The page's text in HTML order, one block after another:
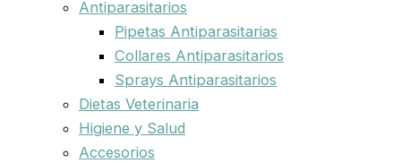
Antiparasitarios
Pipetas Antiparasitarias
Collares Antiparasitarios
Sprays Antiparasitarios
Dietas Veterinaria
Higiene y Salud
Accesorios